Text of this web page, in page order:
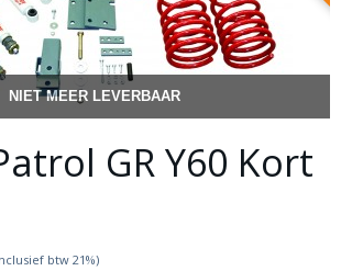
NIET MEER LEVERBAAR
GR Y60 Kort
btw 21%)